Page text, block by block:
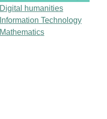
Digital humanities
Information Technology
Mathematics